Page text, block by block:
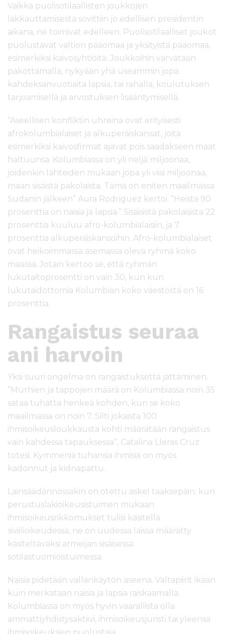
Vaikka puolisotilaallisten joukkojen
lakkauttamisesta sovittiin jo edellisen presidentin
aikana, ne toimivat edelleen. Puolisotilaalliset joukot
puolustavat valtion pääomaa ja yksityistä pääomaa,
esimerkiksi kaivosyhtiöitä. Joukkoihin värvätään
pakottamalla, nykyään yhä useammin jopa
kahdeksanvuotiaita lapsia, tai rahalla, koulutuksen
tarjoamisella ja arvostuksen lisääntymisellä.
”Aseellisen konfliktin uhreina ovat erityisesti
afrokolumbialaiset ja alkuperäiskansat, joita
esimerkiksi kaivosfirmat ajavat pois saadakseen maat
haltuunsa. Kolumbiassa on yli neljä miljoonaa,
joidenkin lähteiden mukaan jopa yli viisi miljoonaa,
maan sisäistä pakolaista. Tämä on eniten maailmassa
Sudanin jälkeen” Aura Rodriguez kertoi. ”Heistä 90
prosenttia on naisia ja lapsia.” Sisäisistä pakolaisista 22
prosenttia kuuluu afro-kolumbialaisiin, ja 7
prosenttia alkuperäiskansoihin. Afro-kolumbialaiset
ovat heikoimmassa asemassa oleva ryhmä koko
maassa. Jotain kertoo se, että ryhmän
lukutaitoprosentti on vain 30, kun kun
lukutaidottomia Kolumbian koko väestöstä on 16
prosenttia.
Rangaistus seuraa
ani harvoin
Yksi suuri ongelma on rangaistuksetta jättäminen.
”Murhien ja tappojen määrä on Kolumbiassa noin 35
sataa tuhatta henkeä kohden, kun se koko
maailmassa on noin 7. Silti jokaista 100
ihmisoikeusloukkausta kohti määrätään rangaistus
vain kahdessa tapauksessa”, Catalina Lleras Cruz
totesi. Kymmeniä tuhansia ihmisiä on myös
kadonnut ja kidnapattu.
Lainsäädännössäkin on otettu askel taaksepäin: kun
perustuslakioikeusistuimen mukaan
ihmisoikeusrikkomukset tulisi käsitellä
siviilioikeudessa, ne on uudessa laissa määrätty
käsiteltäväksi armeijan sisäisessä
sotilastuomioistuimessa.
Naisia pidetään vallankäytön aseena. Valtapiirit ikään
kuin merkataan naisia ja lapsia raiskaamalla.
Kolumbiassa on myös hyvin vaarallista olla
ammattiyhdistysaktiivi, ihmisoikeusjuristi tai yleensä
ihmisoikeuksien puolustaja.